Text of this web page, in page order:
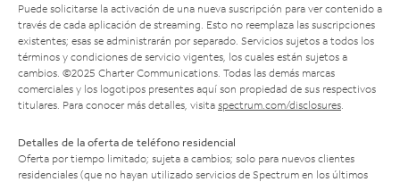
Puede solicitarse la activación de una nueva suscripción para ver contenido a
través de cada aplicación de streaming. Esto no reemplaza las suscripciones
existentes; esas se administrarán por separado. Servicios sujetos a todos los
términos y condiciones de servicio vigentes, los cuales están sujetos a
cambios. ©2025 Charter Communications. Todas las demás marcas
comerciales y los logotipos presentes aquí son propiedad de sus respectivos
titulares. Para conocer más detalles, visita spectrum.com/disclosures
Detalles de la oferta de teléfono residencial
Oferta por tiempo limitado; sujeta a cambios; solo para nuevos clientes
residenciales (que no hayan utilizado servicios de Spectrum en los últimos